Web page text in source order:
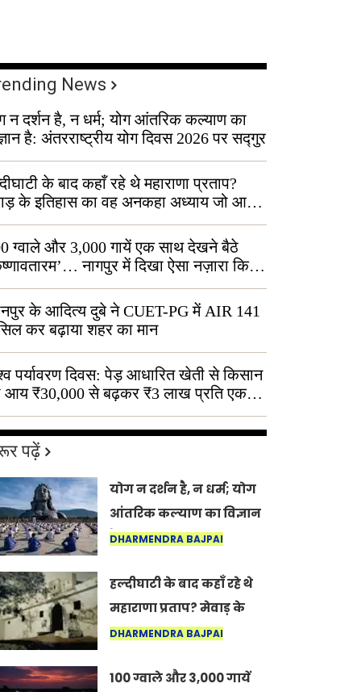
News
न दर्शन है, न धर्म; योग आंतरिक कल्याण का
है: अंतरराष्ट्रीय योग दिवस 2026 पर सद्गुर
के बाद कहाँ रहे थे महाराणा प्रताप?
के इतिहास का वह अनकहा अध्याय जो आज
में जीवित है
ग्वाले और 3,000 गायें एक साथ देखने बैठे
नागपुर में दिखा ऐसा नज़ारा कि
बोले, “ऐसा तो सिर्फ़ कृष्ण ही कर सकते हैं”
के आदित्य दुबे ने CUET-PG में AIR 141
कर बढ़ाया शहर का मान
पर्यावरण दिवस: पेड़ आधारित खेती से किसान
आय ₹30,000 से बढ़कर ₹3 लाख प्रति एकड़
पढ़ें
योग न दर्शन है, न धर्म; योग
आंतरिक कल्याण का विज्ञान
है: अंतरराष्ट्रीय योग दिवस
DHARMENDRA BAJPAI
हल्दीघाटी के बाद कहाँ रहे थे
महाराणा प्रताप? मेवाड़ के
इतिहास का वह अनकहा
में जीवित है
DHARMENDRA BAJPAI
100 ग्वाले और 3,000 गायें